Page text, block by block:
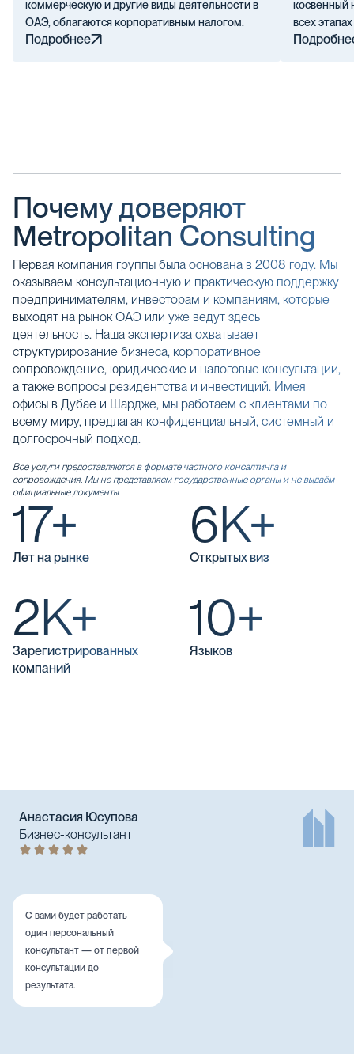
коммерческую и другие виды деятельности в
ОАЭ, облагаются корпоративным налогом.
Подробнее
косвенный
всех
Почему доверяют
Metropolitan Consulting
Первая компания группы была основана в 2008 году. Мы
оказываем консультационную и практическую поддержку
предпринимателям, инвесторам и компаниям, которые
выходят на рынок ОАЭ или уже ведут здесь
деятельность. Наша экспертиза охватывает
структурирование бизнеса, корпоративное
сопровождение, юридические и налоговые консультации,
а также вопросы резидентства и инвестиций. Имея
офисы в Дубае и Шардже, мы работаем с клиентами по
всему миру, предлагая конфиденциальный, системный и
долгосрочный подход.
Все услуги предоставляются в формате частного консалтинга и
сопровождения. Мы не представляем государственные органы и не выдаём
официальные документы.
17+
Лет на рынке
6K+
Открытых виз
2K+
Зарегистрированных
компаний
10+
Языков
С вами будет работать
один персональный
консультант — от первой
консультации до
результата.
Анастасия Юсупова
Бизнес-консультант